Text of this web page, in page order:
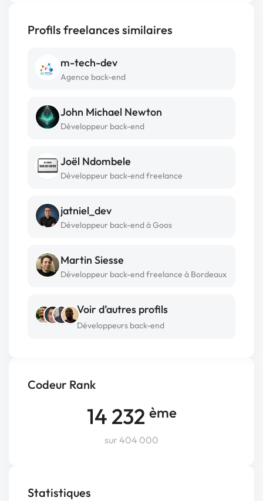
Codeur Rank
14 232 ème
sur 404 000
Statistiques
Profils freelances similaires
m-tech-dev
Agence back-end
John Michael Newton
Développeur back-end
Joël Ndombele
Développeur back-end freelance
jatniel_dev
Développeur back-end à Goos
Martin Siesse
Développeur back-end freelance à Bordeaux
Voir d’autres profils
Développeurs back-end